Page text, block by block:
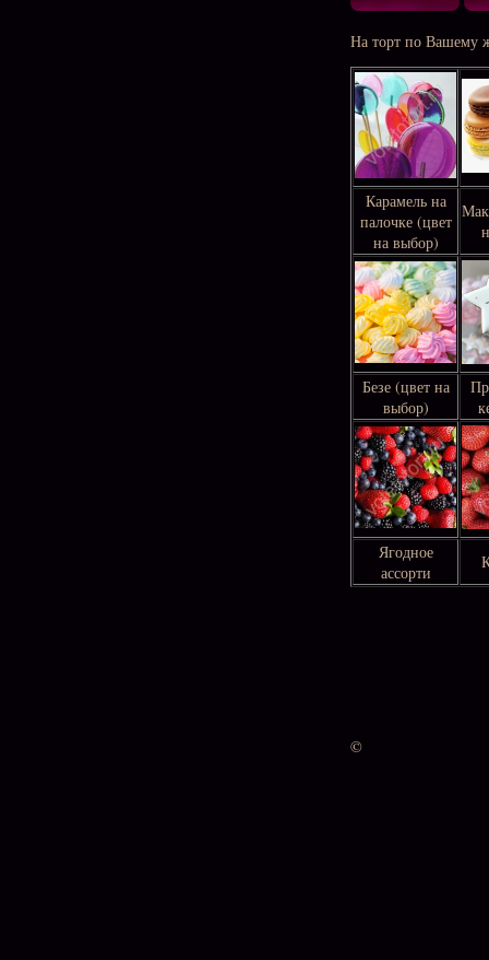
На торт по Вашему
Карамель на
палочке (цвет
на выбор)
Безе (цвет на
выбор)
Ягодное
ассорти
©